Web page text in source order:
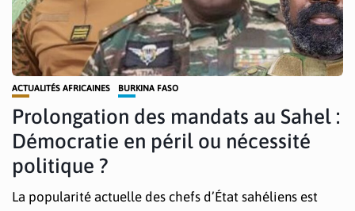
ACTUALITÉS AFRICAINES BURKINA FASO
Prolongation des mandats au Sahel :
Démocratie en péril ou nécessité
politique ?
La popularité actuelle des chefs d’État sahéliens est